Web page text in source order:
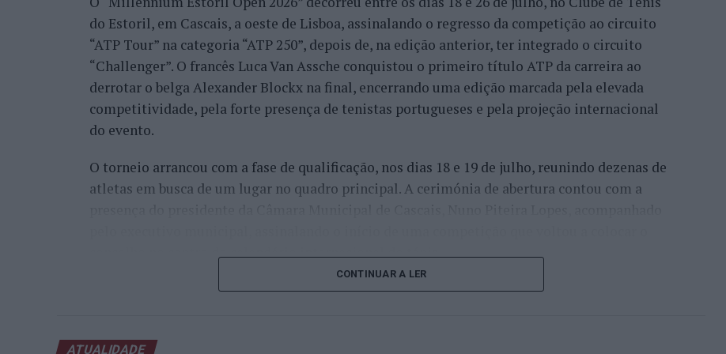
do Estoril, em Cascais, a oeste de Lisboa, assinalando o regresso da competição ao circuito
“ATP Tour” na categoria “ATP 250”, depois de, na edição anterior, ter integrado o circuito
“Challenger”. O francês Luca Van Assche conquistou o primeiro título ATP da carreira ao
derrotar o belga Alexander Blockx na final, encerrando uma edição marcada pela elevada
competitividade, pela forte presença de tenistas portugueses e pela projeção internacional
do evento.
O torneio arrancou com a fase de qualificação, nos dias 18 e 19 de julho, reunindo dezenas de
atletas em busca de um lugar no quadro principal. A cerimónia de abertura contou com a
concelho no centro do calendário internacional do ténis.
Apesar das desistências de última hora de jogadores como Casper Ruud (Noruega), Alejandro
CONTINUAR A LER
ATUALIDADE